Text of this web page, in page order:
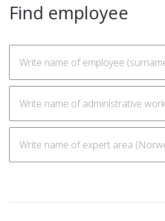
Find employee